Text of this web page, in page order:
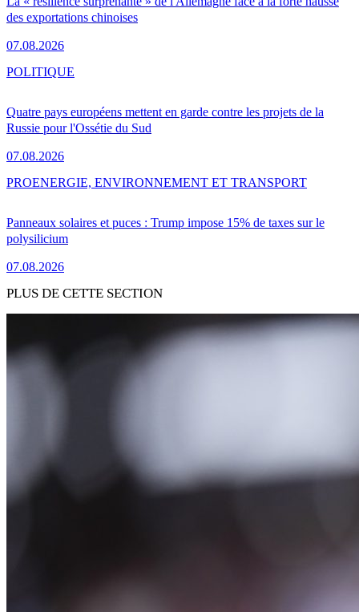
des exportations chinoises
07.08.2026
Quatre pays européens mettent en garde contre les projets de la
Russie pour l'Ossétie du Sud
07.08.2026
POLITIQUE
Panneaux solaires et puces : Trump impose 15% de taxes sur le
polysilicium
07.08.2026
PROENERGIE, ENVIRONNEMENT ET TRANSPORT
PLUS DE CETTE SECTION